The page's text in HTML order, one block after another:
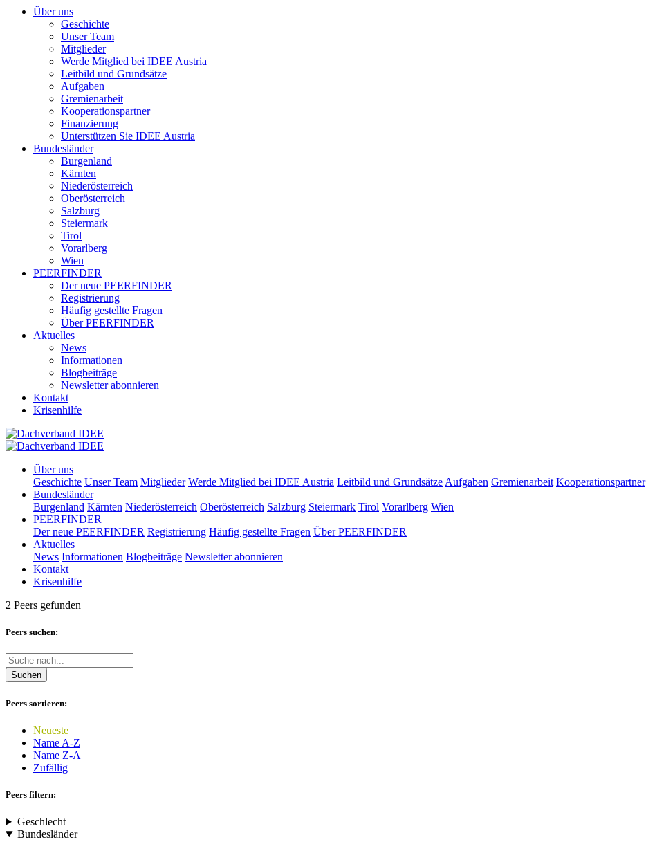
Über uns
Geschichte
Unser Team
Mitglieder
Werde Mitglied bei IDEE Austria
Leitbild und Grundsätze
Aufgaben
Gremienarbeit
Kooperationspartner
Finanzierung
Unterstützen Sie IDEE Austria
Bundesländer
Burgenland
Kärnten
Niederösterreich
Oberösterreich
Salzburg
Steiermark
Tirol
Vorarlberg
Wien
PEERFINDER
Der neue PEERFINDER
Registrierung
Häufig gestellte Fragen
Über PEERFINDER
Aktuelles
News
Informationen
Blogbeiträge
Newsletter abonnieren
Kontakt
Krisenhilfe
Über uns
Geschichte Unser Team Mitglieder Werde Mitglied bei IDEE Austria Leitbild und Grundsätze Aufgaben Gremienarbeit Kooperationspartner
Bundesländer
Burgenland Kärnten Niederösterreich Oberösterreich Salzburg Steiermark Tirol Vorarlberg Wien
PEERFINDER
Der neue PEERFINDER Registrierung Häufig gestellte Fragen Über PEERFINDER
Aktuelles
News Informationen Blogbeiträge Newsletter abonnieren
Kontakt
Krisenhilfe
2 Peers gefunden
Peers suchen:
Suchen
Peers sortieren:
Neueste
Name A-Z
Name Z-A
Zufällig
Peers filtern:
Geschlecht
Bundesländer